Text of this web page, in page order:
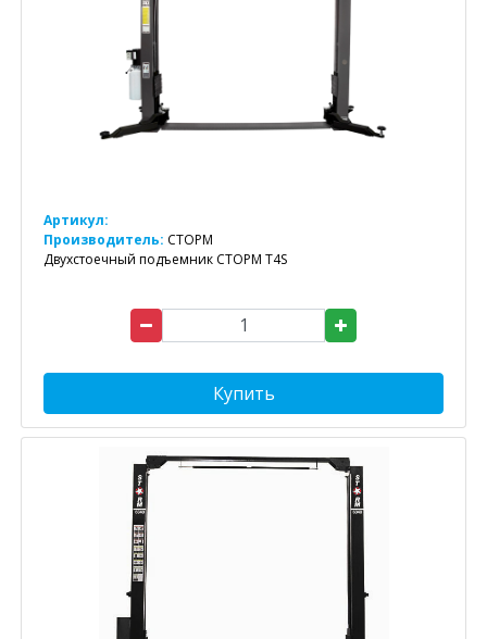
Артикул:
Производитель: СТОРМ
Двухстоечный подъемник СТОРМ T4S
Купить